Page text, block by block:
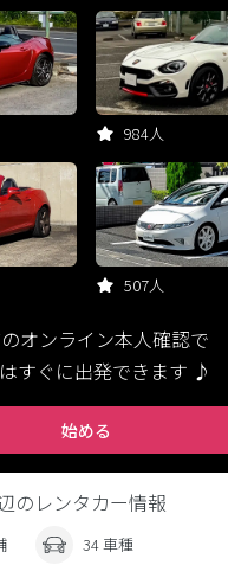
984人
507人
オンライン本人確認で
すぐに出発できます ♪
始める
のレンタカー情報
34 車種